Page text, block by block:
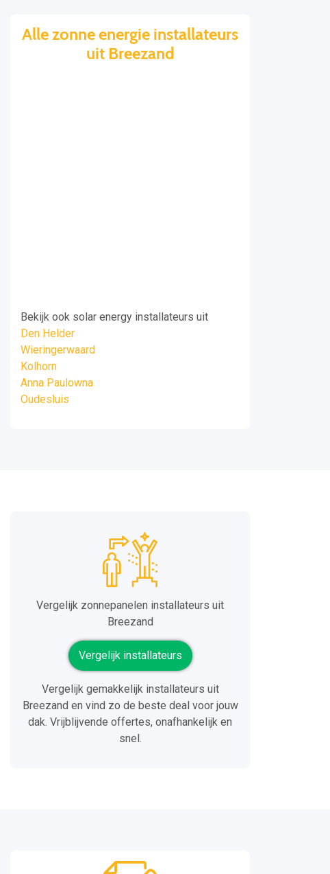
Alle zonne energie installateurs
uit Breezand
Bekijk ook solar energy installateurs uit
Den Helder
Wieringerwaard
Kolhorn
Anna Paulowna
Oudesluis
Vergelijk zonnepanelen installateurs uit
Breezand
Vergelijk installateurs
Vergelijk gemakkelijk installateurs uit
Breezand en vind zo de beste deal voor jouw
dak. Vrijblijvende offertes, onafhankelijk en
snel.